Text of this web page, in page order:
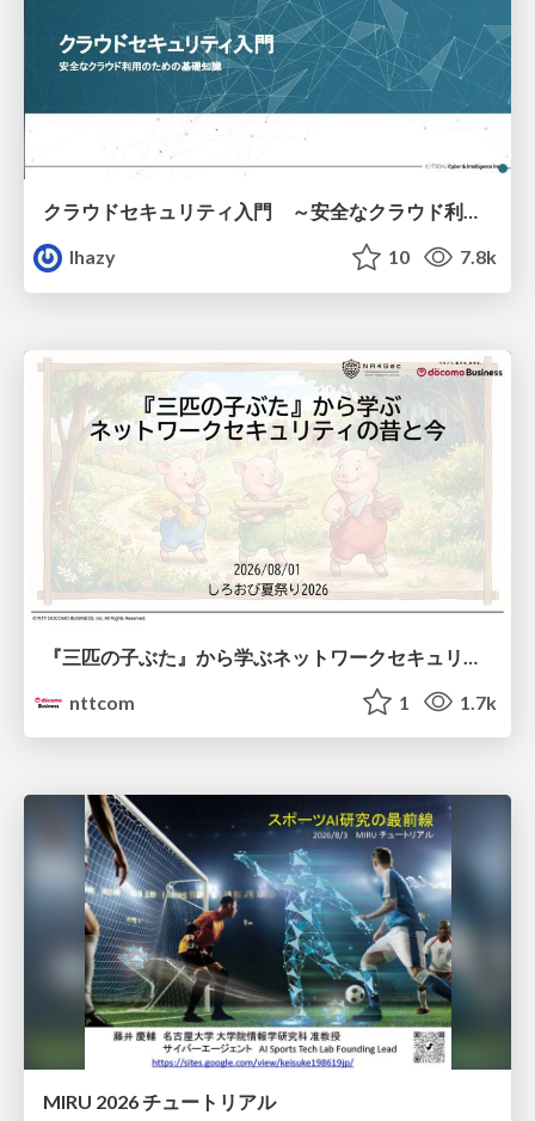
クラウドセキュリティ入門 ～安全なクラウド利用のための基礎知識～
lhazy
10 7.8k
nttcom
1 1.7k
MIRU 2026 チュートリアル